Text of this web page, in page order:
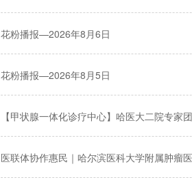
花粉播报—2026年8月6日
花粉播报—2026年8月5日
【甲状腺一体化诊疗中心】哈医大二院专家
医联体协作惠民｜哈尔滨医科大学附属肿瘤